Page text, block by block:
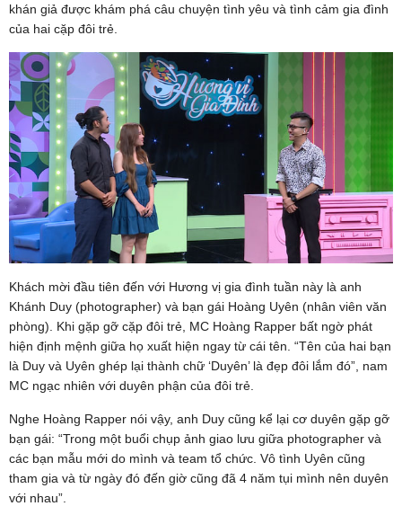
khán giả được khám phá câu chuyện tình yêu và tình cảm gia đình
của hai cặp đôi trẻ.
Khách mời đầu tiên đến với Hương vị gia đình tuần này là anh
Khánh Duy (photographer) và bạn gái Hoàng Uyên (nhân viên văn
phòng). Khi gặp gỡ cặp đôi trẻ, MC Hoàng Rapper bất ngờ phát
hiện định mệnh giữa họ xuất hiện ngay từ cái tên. “Tên của hai bạn
là Duy và Uyên ghép lại thành chữ ‘Duyên’ là đẹp đôi lắm đó”, nam
MC ngạc nhiên với duyên phận của đôi trẻ.
Nghe Hoàng Rapper nói vậy, anh Duy cũng kể lại cơ duyên gặp gỡ
bạn gái: “Trong một buổi chụp ảnh giao lưu giữa photographer và
các bạn mẫu mới do mình và team tổ chức. Vô tình Uyên cũng
tham gia và từ ngày đó đến giờ cũng đã 4 năm tụi mình nên duyên
với nhau”.